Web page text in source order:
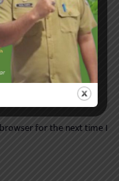
for the next time I